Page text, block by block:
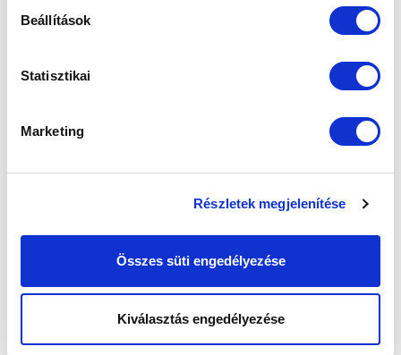
Beállítások
Statisztikai
Marketing
Részletek megjelenítése
Összes süti engedélyezése
Kiválasztás engedélyezése
KÖVETKEZŐ MÉRKŐZÉS
SÁNDOR KÁROLY LABDARÚGÓ AKADÉMIA
Ne maradjon le egy eseményről sem! Iratkozzon fel ingyenes